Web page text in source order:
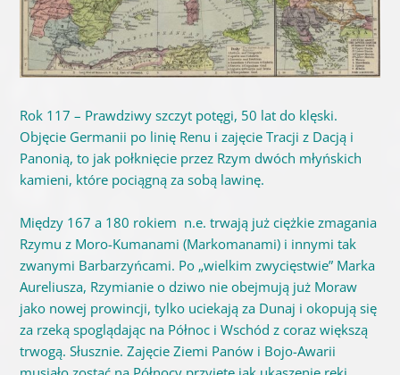
Rok 117 – Prawdziwy szczyt potęgi, 50 lat do klęski.
Objęcie Germanii po linię Renu i zajęcie Tracji z Dacją i
Panonią, to jak połknięcie przez Rzym dwóch młyńskich
kamieni, które pociągną za sobą lawinę.
Między 167 a 180 rokiem n.e. trwają już ciężkie zmagania
Rzymu z Moro-Kumanami (Markomanami) i innymi tak
zwanymi Barbarzyńcami. Po „wielkim zwycięstwie” Marka
Aureliusza, Rzymianie o dziwo nie obejmują już Moraw
jako nowej prowincji, tylko uciekają za Dunaj i okopują się
za rzeką spoglądając na Północ i Wschód z coraz większą
trwogą. Słusznie. Zajęcie Ziemi Panów i Bojo-Awarii